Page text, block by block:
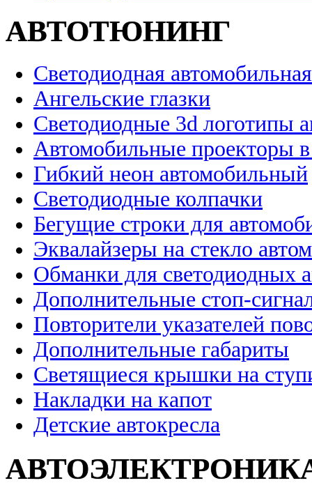
АВТОТЮНИНГ
Светодиодная
Ангельские глазки
Светодиодные 3d логотипы
Автомобильные проекторы
Гибкий неон автомобильный
Светодиодные колпачки
Бегущие строки для
Эквалайзеры на стекло
Обманки для светодиодных
Дополнительные стоп-
Повторители указателей
Дополнительные габариты
Светящиеся крышки на
Накладки на капот
Детские автокресла